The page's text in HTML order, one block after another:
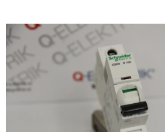
produktu
je
0,0
z
hvězdiček.